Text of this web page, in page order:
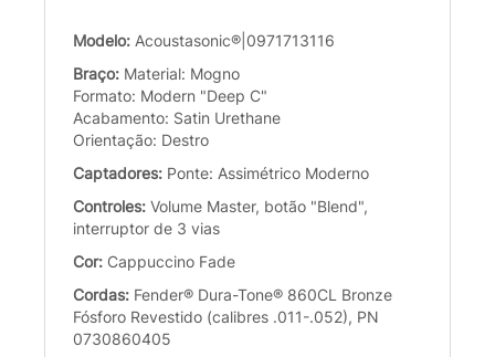
Modelo: Acoustasonic®|0971713116
Braço: Material: Mogno
Formato: Modern "Deep C"
Acabamento: Satin Urethane
Orientação: Destro
Captadores: Ponte: Assimétrico Moderno
Controles: Volume Master, botão "Blend",
interruptor de 3 vias
Cor: Cappuccino Fade
Cordas: Fender® Dura-Tone® 860CL Bronze
Fósforo Revestido (calibres .011-.052), PN
0730860405